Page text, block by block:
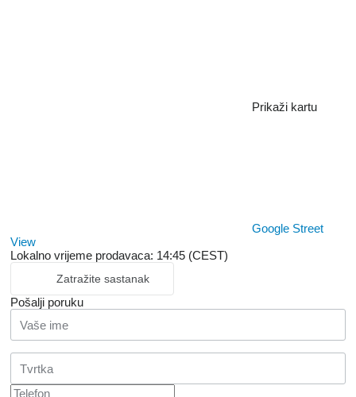
Prikaži kartu
Google Street
View
Lokalno vrijeme prodavaca: 14:45 (CEST)
Zatražite sastanak
Pošalji poruku